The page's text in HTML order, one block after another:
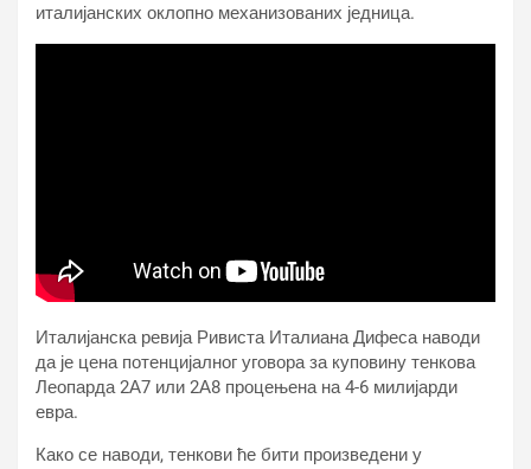
италијанских оклопно механизованих једница.
Италијанска ревија Ривиста Италиана Дифеса наводи
да је цена потенцијалног уговора за куповину тенкова
Леопарда 2А7 или 2А8 процењена на 4-6 милијарди
евра.
Како се наводи, тенкови ће бити произведени у